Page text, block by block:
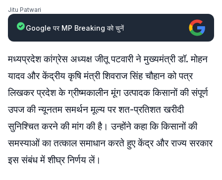
Jitu Patwari
Google पर MP Breaking को चुनें
मध्यप्रदेश कांग्रेस अध्यक्ष जीतू पटवारी ने मुख्यमंत्री डॉ. मोहन
यादव और केंद्रीय कृषि मंत्री शिवराज सिंह चौहान को पत्र
लिखकर प्रदेश के ग्रीष्मकालीन मूंग उत्पादक किसानों की संपूर्ण
उपज की न्यूनतम समर्थन मूल्य पर शत-प्रतिशत खरीदी
सुनिश्चित करने की मांग की है। उन्होंने कहा कि किसानों की
समस्याओं का तत्काल समाधान करते हुए केंद्र और राज्य सरकार
इस संबंध में शीघ्र निर्णय लें।